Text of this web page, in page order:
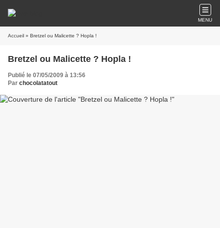
MENU
Accueil » Bretzel ou Malicette ? Hopla !
Bretzel ou Malicette ? Hopla !
Publié le 07/05/2009 à 13:56
Par chocolatatout